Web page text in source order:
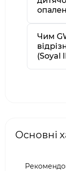
Чим
(Soyal
Основні